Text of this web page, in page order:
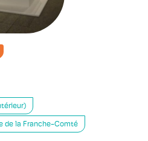
de la Franche-Comté